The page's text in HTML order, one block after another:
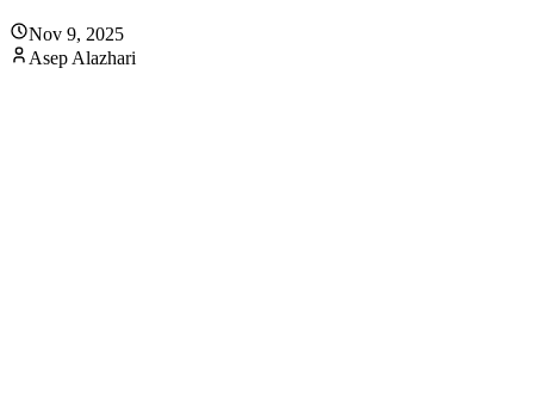
Nov 9, 2025
Asep Alazhari